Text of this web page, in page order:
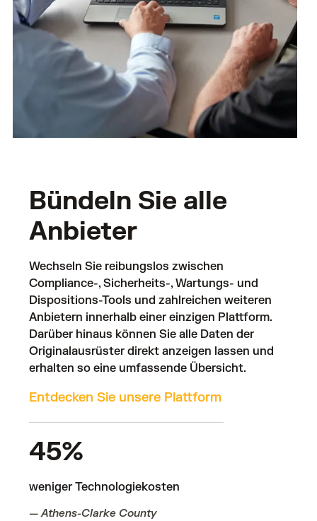
Bündeln Sie alle
Anbieter
Wechseln Sie reibungslos zwischen
Compliance-, Sicherheits-, Wartungs- und
Dispositions-Tools und zahlreichen weiteren
Anbietern innerhalb einer einzigen Plattform.
Darüber hinaus können Sie alle Daten der
Originalausrüster direkt anzeigen lassen und
erhalten so eine umfassende Übersicht.
Entdecken Sie unsere Plattform
45%
weniger Technologiekosten
— Athens-Clarke County